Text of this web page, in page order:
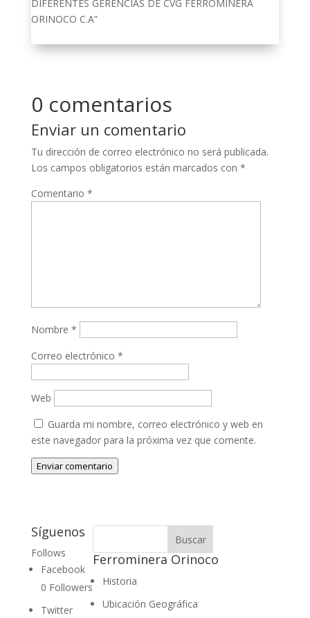
DIFERENTES GERENCIAS DE CVG FERROMINERA
ORINOCO C.A”
0 comentarios
Enviar un comentario
Tu dirección de correo electrónico no será publicada.
Los campos obligatorios están marcados con *
Comentario *
Nombre *
Correo electrónico *
Web
Guarda mi nombre, correo electrónico y web en
este navegador para la próxima vez que comente.
Enviar comentario
Síguenos
Follows
Facebook
0 Followers
Twitter
Ferrominera Orinoco
Historia
Ubicación Geográfica